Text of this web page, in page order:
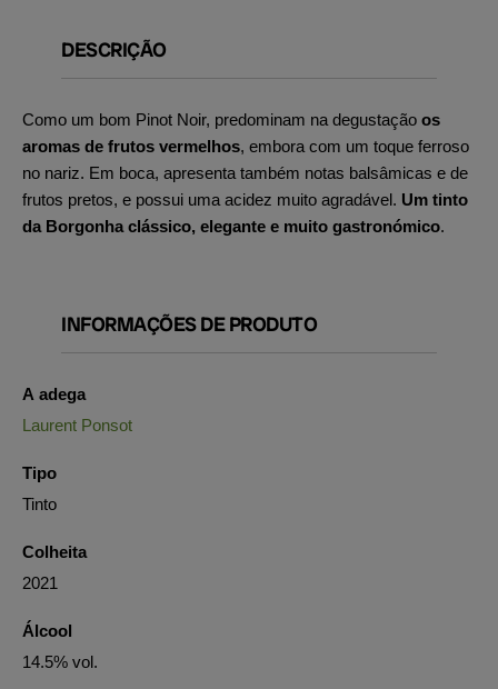
DESCRIÇÃO
Como um bom Pinot Noir, predominam na degustação os
aromas de frutos vermelhos, embora com um toque ferroso
no nariz. Em boca, apresenta também notas balsâmicas e de
frutos pretos, e possui uma acidez muito agradável. Um tinto
da Borgonha clássico, elegante e muito gastronómico.
INFORMAÇÕES DE PRODUTO
A adega
Laurent Ponsot
Tipo
Tinto
Colheita
2021
Álcool
14.5% vol.